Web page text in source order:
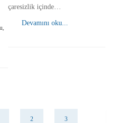
çaresizlik içinde…
Devamını oku...
2 3